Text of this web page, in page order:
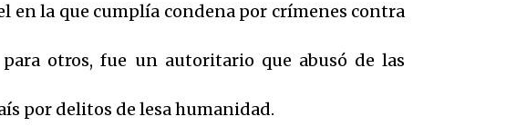
en la que cumplía condena por crímenes contra
otros, fue un autoritario que abusó de las
por delitos de lesa humanidad.